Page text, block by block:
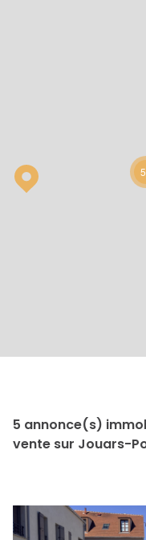
5 annonce(s)
vente sur Jouars-